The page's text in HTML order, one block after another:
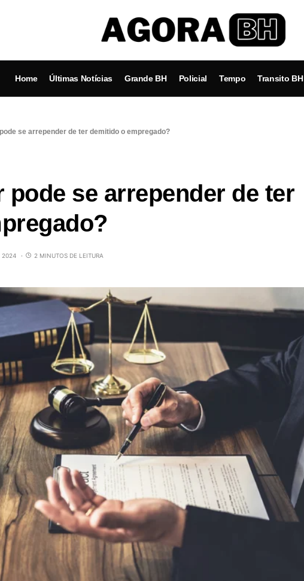
Home Últimas Notícias Grande BH Policial Tempo Transito BH
se arrepender de ter demitido o empregado?
pode se arrepender de ter
2024 2 MINUTOS DE LEITURA